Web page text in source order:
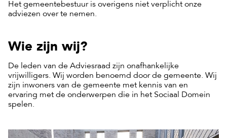
Het gemeentebestuur is overigens niet verplicht onze
adviezen over te nemen.
Wie zijn wij?
De leden van de Adviesraad zijn onafhankelijke
vrijwilligers. Wij worden benoemd door de gemeente. Wij
zijn inwoners van de gemeente met kennis van en
ervaring met de onderwerpen die in het Sociaal Domein
spelen.